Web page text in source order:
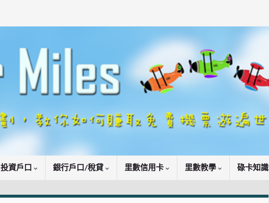
投資戶口 銀行戶口/稅貸 里數信用卡 里數教學 碌卡知識